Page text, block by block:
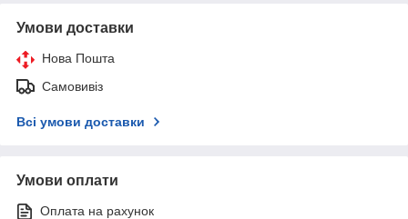
Умови доставки
Нова Пошта
Самовивіз
Всі умови доставки
Умови оплати
Оплата на рахунок